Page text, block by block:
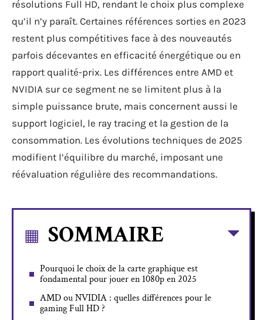
résolutions Full HD, rendant le choix plus complexe
qu’il n’y paraît. Certaines références sorties en 2023
restent plus compétitives face à des nouveautés
parfois décevantes en efficacité énergétique ou en
rapport qualité-prix. Les différences entre AMD et
NVIDIA sur ce segment ne se limitent plus à la
simple puissance brute, mais concernent aussi le
support logiciel, le ray tracing et la gestion de la
consommation. Les évolutions techniques de 2025
modifient l’équilibre du marché, imposant une
réévaluation régulière des recommandations.
SOMMAIRE
Pourquoi le choix de la carte graphique est
fondamental pour jouer en 1080p en 2025
AMD ou NVIDIA : quelles différences pour le
gaming Full HD ?